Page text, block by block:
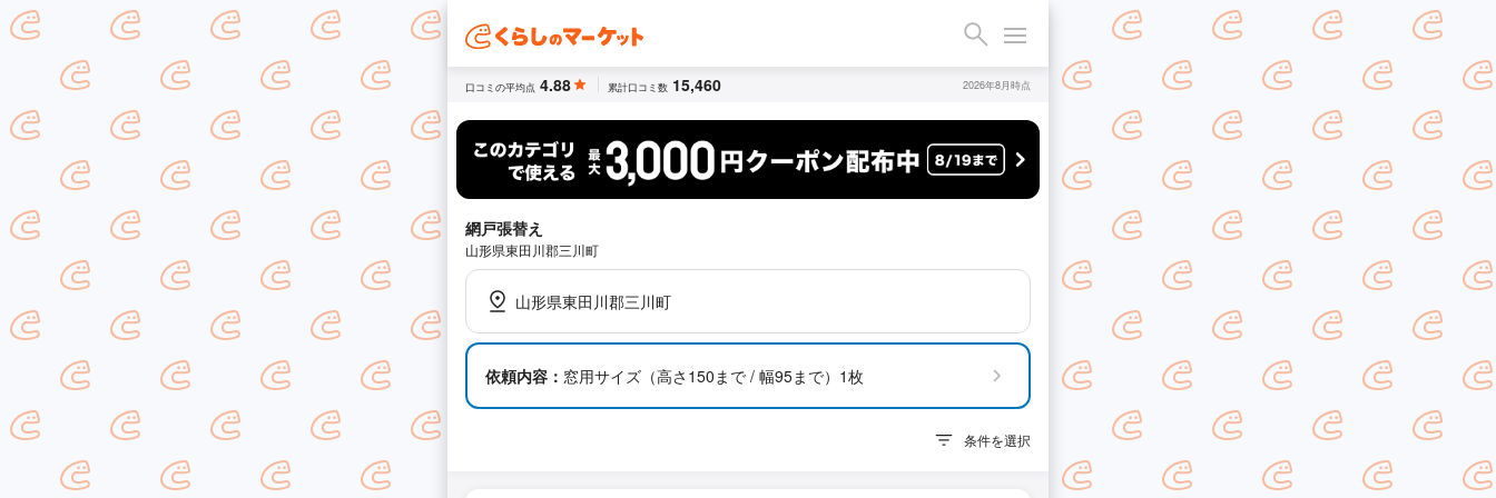
口コミの平均点 4.88 累計口コミ数 15,460 2026年8月時点
網戸張替え
山形県東田川郡三川町
山形県東田川郡三川町
依頼内容： 窓用サイズ（高さ150まで / 幅95まで）1枚
条件を選択